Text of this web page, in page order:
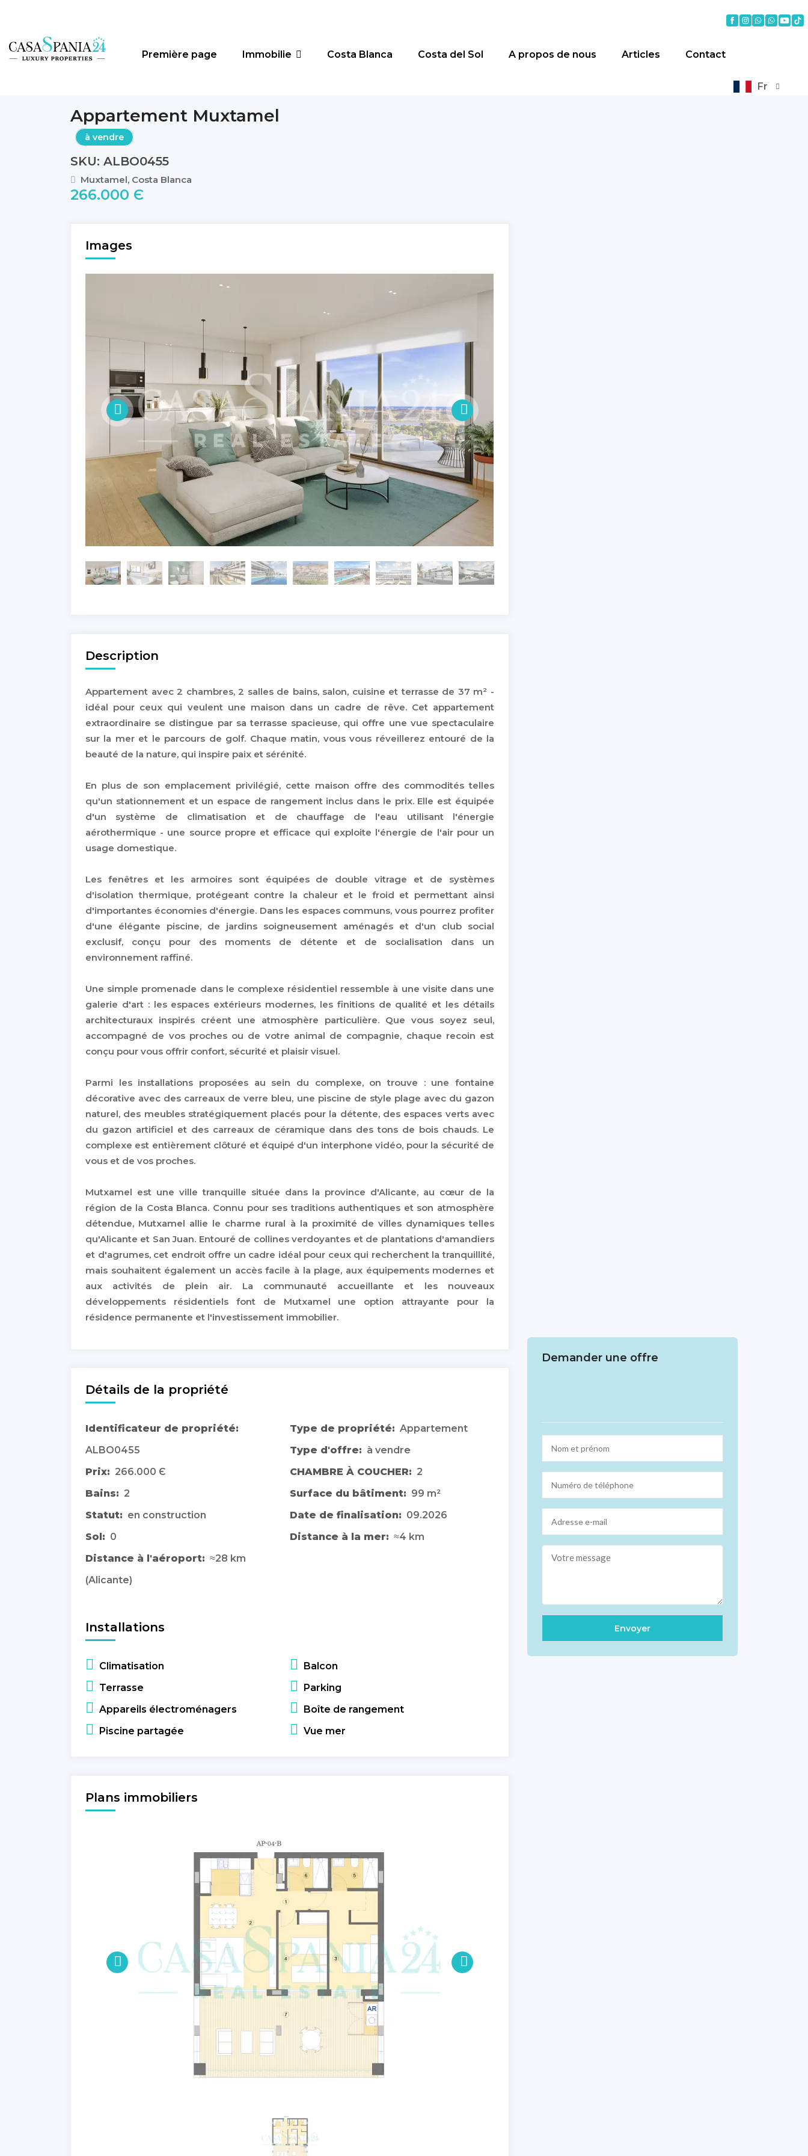
Première page Immobilie Costa Blanca Costa del Sol A propos de nous Articles Contact
Fr
Appartement Muxtamel
à vendre
SKU: ALBO0455
Muxtamel, Costa Blanca
266.000 Є
Images
Description
Appartement avec 2 chambres, 2 salles de bains, salon, cuisine et terrasse de 37 m² -
idéal pour ceux qui veulent une maison dans un cadre de rêve. Cet appartement
extraordinaire se distingue par sa terrasse spacieuse, qui offre une vue spectaculaire
sur la mer et le parcours de golf. Chaque matin, vous vous réveillerez entouré de la
beauté de la nature, qui inspire paix et sérénité.
En plus de son emplacement privilégié, cette maison offre des commodités telles
qu'un stationnement et un espace de rangement inclus dans le prix. Elle est équipée
d'un système de climatisation et de chauffage de l'eau utilisant l'énergie
aérothermique - une source propre et efficace qui exploite l'énergie de l'air pour un
usage domestique.
Les fenêtres et les armoires sont équipées de double vitrage et de systèmes
d'isolation thermique, protégeant contre la chaleur et le froid et permettant ainsi
d'importantes économies d'énergie. Dans les espaces communs, vous pourrez profiter
d'une élégante piscine, de jardins soigneusement aménagés et d'un club social
exclusif, conçu pour des moments de détente et de socialisation dans un
environnement raffiné.
Une simple promenade dans le complexe résidentiel ressemble à une visite dans une
galerie d'art : les espaces extérieurs modernes, les finitions de qualité et les détails
architecturaux inspirés créent une atmosphère particulière. Que vous soyez seul,
accompagné de vos proches ou de votre animal de compagnie, chaque recoin est
conçu pour vous offrir confort, sécurité et plaisir visuel.
Parmi les installations proposées au sein du complexe, on trouve : une fontaine
décorative avec des carreaux de verre bleu, une piscine de style plage avec du gazon
naturel, des meubles stratégiquement placés pour la détente, des espaces verts avec
du gazon artificiel et des carreaux de céramique dans des tons de bois chauds. Le
complexe est entièrement clôturé et équipé d'un interphone vidéo, pour la sécurité de
vous et de vos proches.
Mutxamel est une ville tranquille située dans la province d'Alicante, au cœur de la
région de la Costa Blanca. Connu pour ses traditions authentiques et son atmosphère
détendue, Mutxamel allie le charme rural à la proximité de villes dynamiques telles
qu'Alicante et San Juan. Entouré de collines verdoyantes et de plantations d'amandiers
et d'agrumes, cet endroit offre un cadre idéal pour ceux qui recherchent la tranquillité,
mais souhaitent également un accès facile à la plage, aux équipements modernes et
aux activités de plein air. La communauté accueillante et les nouveaux
développements résidentiels font de Mutxamel une option attrayante pour la
résidence permanente et l'investissement immobilier.
Détails de la propriété
Identificateur de propriété:
ALBO0455
Type de propriété: Appartement
Type d'offre: à vendre
Prix: 266.000 Є CHAMBRE À COUCHER: 2
Bains: 2 Surface du bâtiment: 99 m²
Statut: en construction Date de finalisation: 09.2026
Sol: 0 Distance à la mer: ≈4 km
Distance à l'aéroport: ≈28 km
(Alicante)
Installations
Climatisation
Balcon
Terrasse
Parking
Appareils électroménagers
Boîte de rangement
Piscine partagée
Vue mer
Plans immobiliers
Demander une offre